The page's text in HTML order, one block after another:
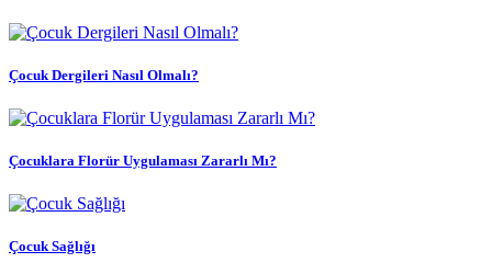
Çocuk Dergileri Nasıl Olmalı?
Çocuklara Florür Uygulaması Zararlı Mı?
Çocuk Sağlığı